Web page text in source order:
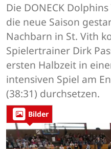
Die DONECK
die neue Saison
Nachbarn in St. Vith
Spielertrainer Dirk
ersten Halbzeit in
intensiven Spiel am
(38:31) durchsetzen.
Bilder